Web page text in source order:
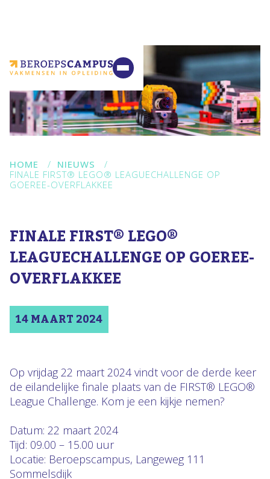
Contact
HOME / NIEUWS /
FINALE FIRST® LEGO® LEAGUECHALLENGE OP
GOEREE-OVERFLAKKEE
FINALE FIRST® LEGO®
LEAGUECHALLENGE OP GOEREE-
OVERFLAKKEE
14 MAART 2024
Op vrijdag 22 maart 2024 vindt voor de derde keer
de eilandelijke finale plaats van de FIRST® LEGO®
League Challenge. Kom je een kijkje nemen?
Datum: 22 maart 2024
Tijd: 09.00 – 15.00 uur
Locatie: Beroepscampus, Langeweg 111
Sommelsdijk